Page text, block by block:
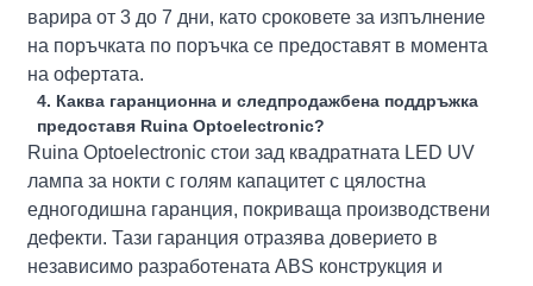
варира от 3 до 7 дни, като сроковете за изпълнение
на поръчката по поръчка се предоставят в момента
на офертата.
4. Каква гаранционна и следпродажбена поддръжка
предоставя Ruina Optoelectronic?
Ruina Optoelectronic стои зад квадратната LED UV
лампа за нокти с голям капацитет с цялостна
едногодишна гаранция, покриваща производствени
дефекти. Тази гаранция отразява доверието в
независимо разработената ABS конструкция и